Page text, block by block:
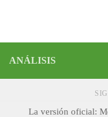
ANÁLISIS
La versión oficial: